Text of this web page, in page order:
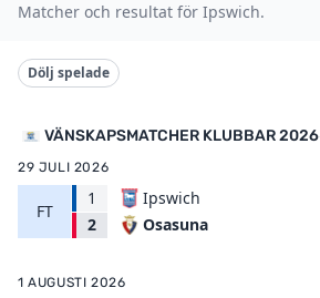
Matcher och resultat för Ipswich.
Dölj spelade
VÄNSKAPSMATCHER KLUBBAR 2026
29 JULI 2026
FT
1
2
Ipswich
Osasuna
1 AUGUSTI 2026